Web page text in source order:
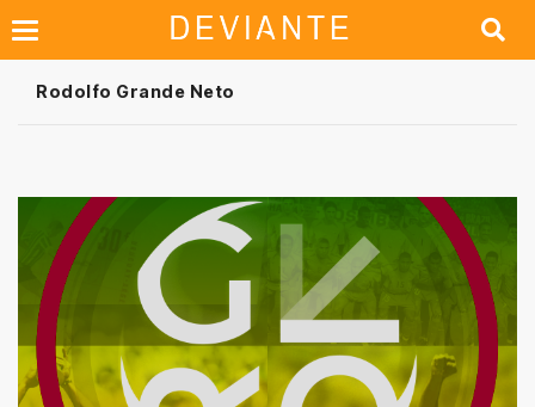
Rodolfo Grande Neto